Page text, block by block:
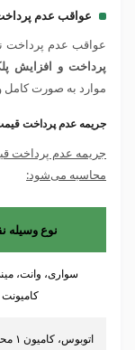
عواقب عدم پرداخت
عواقب عدم پرداخت
پرداخت و افزایش
موارد به صورت
جریمه عدم پرداخت
محاسبه می‌شود:
نوع وسیله
سواری، وانت،
کامیونت
اتوبوس، کامیون ۱ محور و ۲ محور